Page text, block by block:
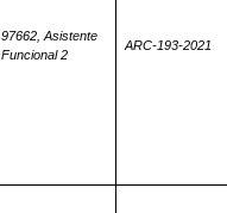
97662, Asistente
Funcional 2
ARC-193-2021